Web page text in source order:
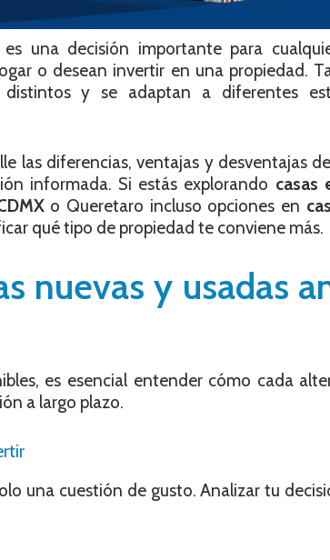
una decisión importante para
o desean invertir en una propiedad.
distintos y se adaptan a diferentes
las diferencias, ventajas y desventajas
informada. Si estás explorando casas
o Queretaro incluso opciones en
qué tipo de propiedad te conviene más.
nuevas y usadas
es esencial entender cómo cada
a largo plazo.
una cuestión de gusto. Analizar tu